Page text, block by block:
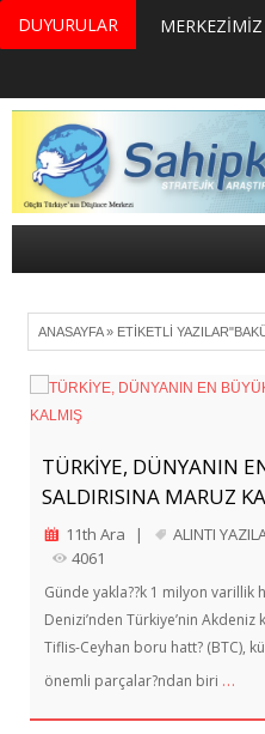
DUYURULAR
ANASAYFA» ETIKETLI
TÜRKİYE, DÜNYANIN
SALDIRISINA MARUZ
11th Ara | ALINTI
4061
Günde yakla??k 1 milyon varillik
Denizi’nden Türkiye’nin Akdeniz
Tiflis-Ceyhan boru hatt? (BTC),
önemli parçalar?ndan biri …